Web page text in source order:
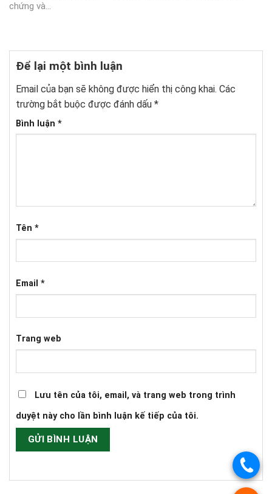
chứng và...
Để lại một bình luận
Email của bạn sẽ không được hiển thị công khai. Các
trường bắt buộc được đánh dấu *
Bình luận *
Tên *
Email *
Trang web
Lưu tên của tôi, email, và trang web trong trình
duyệt này cho lần bình luận kế tiếp của tôi.
.